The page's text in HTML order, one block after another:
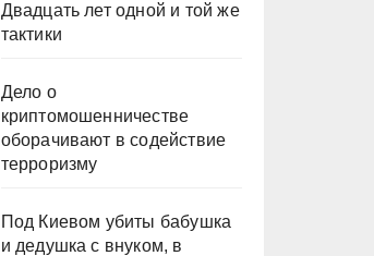
Двадцать лет одной и той же
тактики
Дело о
криптомошенничестве
оборачивают в содействие
терроризму
Под Киевом убиты бабушка
и дедушка с внуком, в